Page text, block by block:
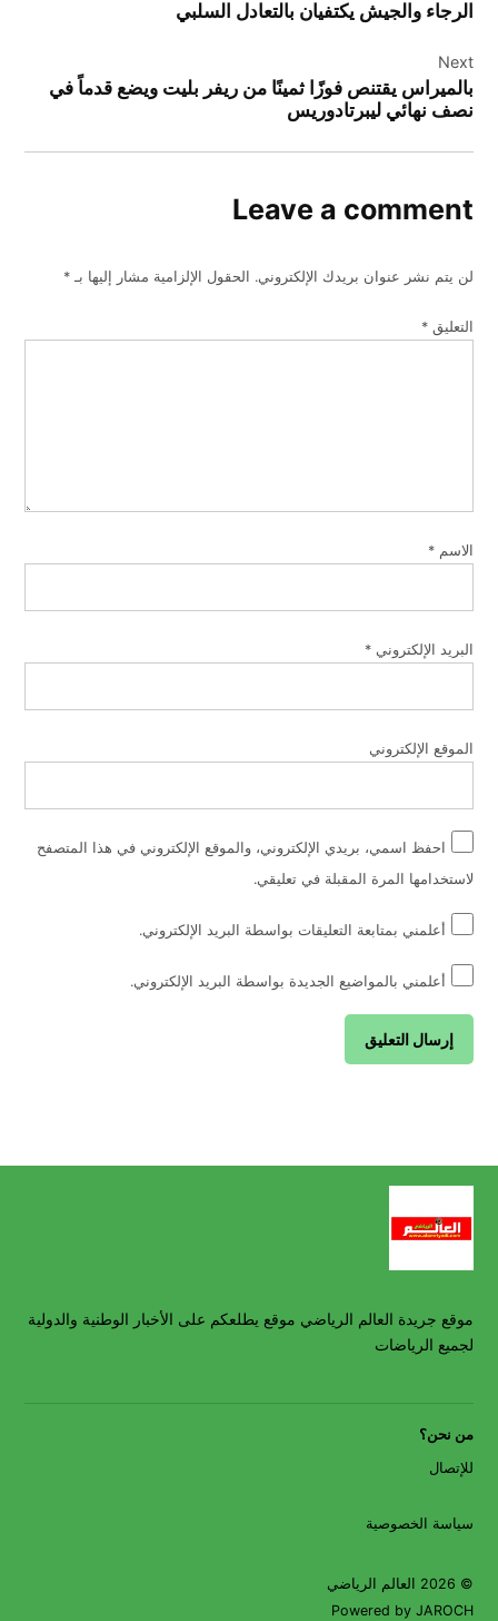
دوري
وليد
الركراكي
الرجاء والجيش يكتفيان بالتعادل السلبي
Next
بالميراس يقتنص فوزًا ثمينًا من ريفر بليت ويضع قدماً في
نصف نهائي ليبرتادوريس
Leave a comment
لن يتم نشر عنوان بريدك الإلكتروني. الحقول الإلزامية مشار إليها بـ*
التعليق*
الاسم*
البريد الإلكتروني*
الموقع الإلكتروني
احفظ اسمي، بريدي الإلكتروني، والموقع الإلكتروني في هذا المتصفح
لاستخدامها المرة المقبلة في تعليقي.
أعلمني بمتابعة التعليقات بواسطة البريد الإلكتروني.
أعلمني بالمواضيع الجديدة بواسطة البريد الإلكتروني.
موقع جريدة العالم الرياضي موقع يطلعكم على الأخبار الوطنية والدولية
لجميع الرياضات
من نحن؟
للإتصال
سياسة الخصوصية
© 2026 العالم الرياضي
Powered by JAROCH